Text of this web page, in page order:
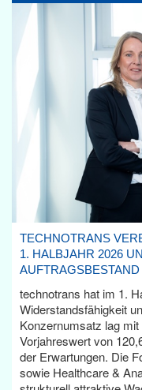
TECHNOTRANS
1. HALBJAHR 2026
technotrans hat im 1.
Widerstandsfähigkeit
Konzernumsatz lag
Vorjahreswert von
der Erwartungen. Die
sowie Healthcare &